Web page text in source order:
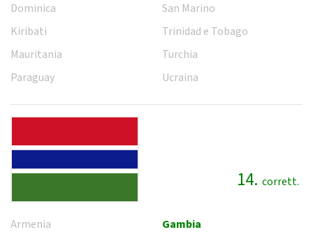
Dominica
Kiribati
Mauritania
Paraguay
San Marino
Trinidad e Tobago
Turchia
Ucraina
14. corrett.
Armenia
Gambia